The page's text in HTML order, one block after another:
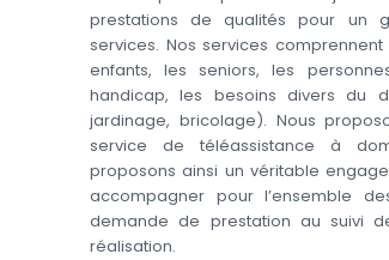
prestations de qualités pour un
services. Nos services
enfants, les seniors, les
handicap, les besoins divers du
jardinage, bricolage). Nous
service de téléassistance à
proposons ainsi un véritable
accompagner pour l’ensemble
demande de prestation au suivi
réalisation.